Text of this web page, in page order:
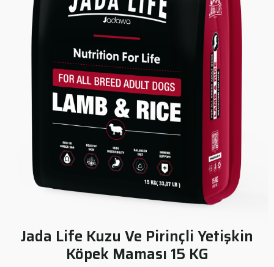
Jada Life Kuzu Ve Pirinçli Yetişkin
Köpek Maması 15 KG